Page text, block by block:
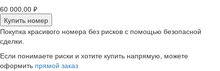
60 000,00 ₽
Купить номер
Покупка красивого номера без рисков с помощью безопасной
сделки.
Если понимаете риски и хотите купить напрямую, можете
оформить прямой заказ